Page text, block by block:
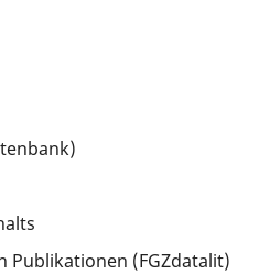
Publikationen (FGZdatalit)